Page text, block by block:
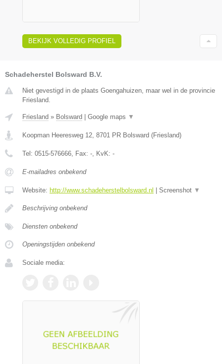
BEKIJK VOLLEDIG PROFIEL
Schadeherstel Bolsward B.V.
Niet gevestigd in de plaats Goengahuizen, maar wel in de provincie
Friesland.
Friesland » Bolsward Google maps ▼
Koopman Heeresweg 12, 8701 PR Bolsward (Friesland)
Tel: 0515-576666, Fax: -, KvK: -
E-mailadres onbekend
Website: http://www.schadeherstelbolsward.nl Screenshot ▼
Beschrijving onbekend
Diensten onbekend
Openingstijden onbekend
Sociale media: